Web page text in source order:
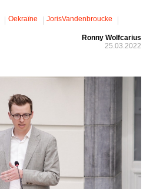
Oekraïne
JorisVandenbroucke
Ronny Wolfcarius
25.03.2022